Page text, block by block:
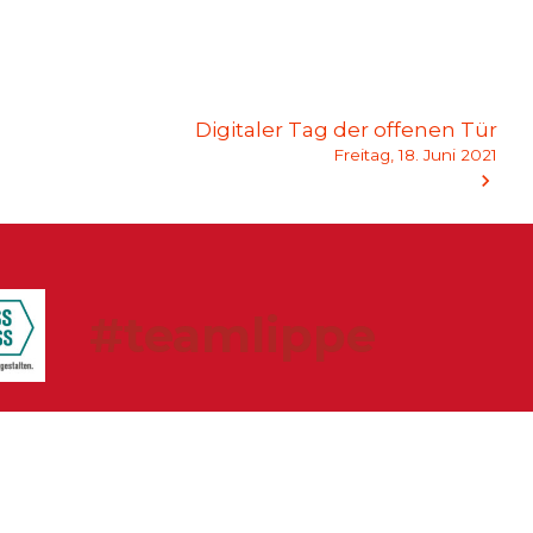
Digitaler Tag der offenen Tür
Freitag, 18. Juni 2021
#teamlippe